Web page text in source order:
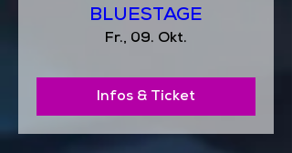
BLUESTAGE
Fr., 09. Okt.
Infos & Ticket